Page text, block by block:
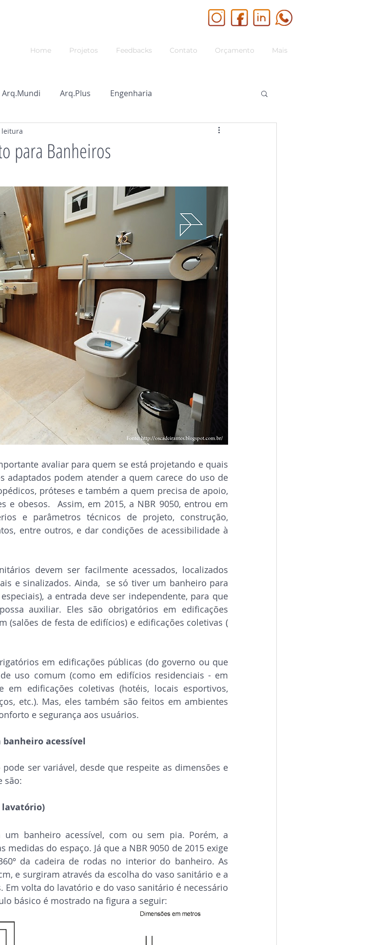
Home Projetos Feedbacks Contato Orçamento Mais
Arq.Mundi Arq.Plus Engenharia
para Banheiros
leitura
avaliar para quem se está projetando e quais
adaptados podem atender a quem carece do uso de
próteses e também a quem precisa de apoio,
e obesos.  Assim, em 2015, a NBR 9050, entrou em
e parâmetros técnicos de projeto, construção,
entre outros, e dar condições de acessibilidade à
devem ser facilmente acessados, localizados
e sinalizados. Ainda,  se só tiver um banheiro para
a entrada deve ser independente, para que
auxiliar. Eles são obrigatórios em edificações
(salões de festa de edifícios) e edificações coletivas (
em edificações públicas (do governo ou que
uso comum (como em edifícios residenciais - em
edificações coletivas (hotéis, locais esportivos,
etc.). Mas, eles também são feitos em ambientes
e segurança aos usuários.
acessível
ser variável, desde que respeite as dimensões e
são:
lavatório)
um banheiro acessível, com ou sem pia. Porém, a
medidas do espaço. Já que a NBR 9050 de 2015 exige
da cadeira de rodas no interior do banheiro. As
e surgiram através da escolha do vaso sanitário e a
Em volta do lavatório e do vaso sanitário é necessário
básico é mostrado na figura a seguir: